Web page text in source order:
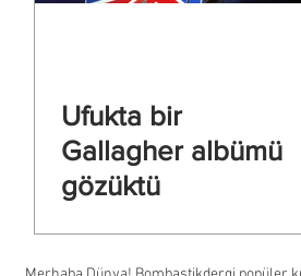
Ufukta bir
Gallagher albümü
gözüktü